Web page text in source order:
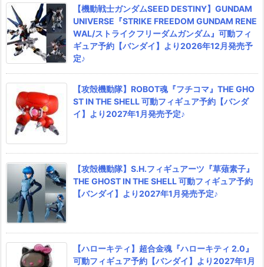
【機動戦士ガンダムSEED DESTINY】GUNDAM
UNIVERSE『STRIKE FREEDOM GUNDAM RENE
WAL/ストライクフリーダムガンダム』可動フィ
ギュア予約【バンダイ】より2026年12月発売予
定♪
【攻殻機動隊】ROBOT魂『フチコマ』THE GHO
ST IN THE SHELL 可動フィギュア予約【バンダ
イ】より2027年1月発売予定♪
【攻殻機動隊】S.H.フィギュアーツ『草薙素子』
THE GHOST IN THE SHELL 可動フィギュア予約
【バンダイ】より2027年1月発売予定♪
【ハローキティ】超合金魂『ハローキティ 2.0』
可動フィギュア予約【バンダイ】より2027年1月